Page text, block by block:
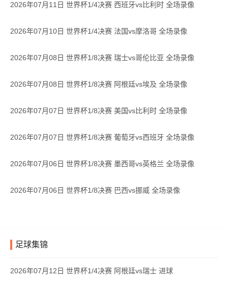
2026年07月11日 世界杯1/4决赛 西班牙vs比利时 全场录像
2026年07月10日 世界杯1/4决赛 法国vs摩洛哥 全场录像
2026年07月08日 世界杯1/8决赛 瑞士vs哥伦比亚 全场录像
2026年07月08日 世界杯1/8决赛 阿根廷vs埃及 全场录像
2026年07月07日 世界杯1/8决赛 美国vs比利时 全场录像
2026年07月07日 世界杯1/8决赛 葡萄牙vs西班牙 全场录像
2026年07月06日 世界杯1/8决赛 墨西哥vs英格兰 全场录像
2026年07月06日 世界杯1/8决赛 巴西vs挪威 全场录像
足球集锦
2026年07月12日 世界杯1/4决赛 阿根廷vs瑞士 进球